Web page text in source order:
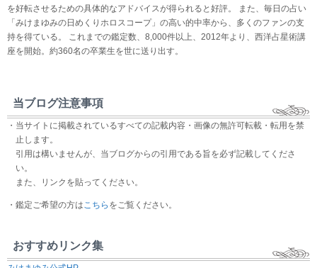
を好転させるための具体的なアドバイスが得られると好評。 また、毎日の占い
「みけまゆみの日めくりホロスコープ」の高い的中率から、多くのファンの支
持を得ている。 これまでの鑑定数、8,000件以上、2012年より、西洋占星術講
座を開始。約360名の卒業生を世に送り出す。
当ブログ注意事項
・当サイトに掲載されているすべての記載内容・画像の無許可転載・転用を禁
止します。
引用は構いませんが、当ブログからの引用である旨を必ず記載してくださ
い。
また、リンクを貼ってください。
・鑑定ご希望の方はこちら をご覧ください。
おすすめリンク集